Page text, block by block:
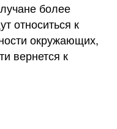
более
относиться к
окружающих,
вернется к